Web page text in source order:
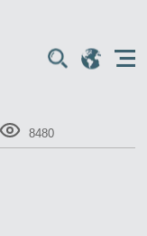
8480